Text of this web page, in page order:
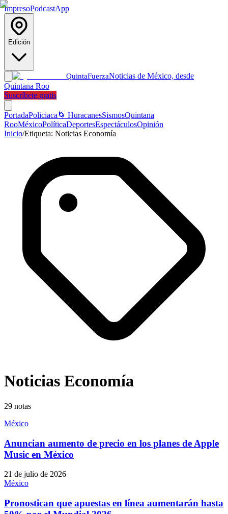
ImpresoPodcastApp
Edición
QuintaFuerzaNoticias de México, desde
Quintana Roo
Suscríbete gratis
PortadaPoliciaca 🌀 HuracanesSismosQuintana
RooMéxicoPolíticaDeportesEspectáculosOpinión
Inicio/Etiqueta: Noticias Economía
Noticias Economía
29 notas
México
Anuncian aumento de precio en los planes de Apple
Music en México
21 de julio de 2026
México
Pronostican que apuestas en línea aumentarán hasta